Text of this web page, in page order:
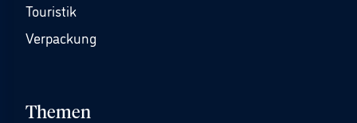
Touristik
Verpackung
Themen